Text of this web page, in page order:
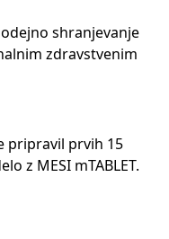
shranjevanje
zdravstvenim
pripravil prvih 15
z MESI mTABLET.